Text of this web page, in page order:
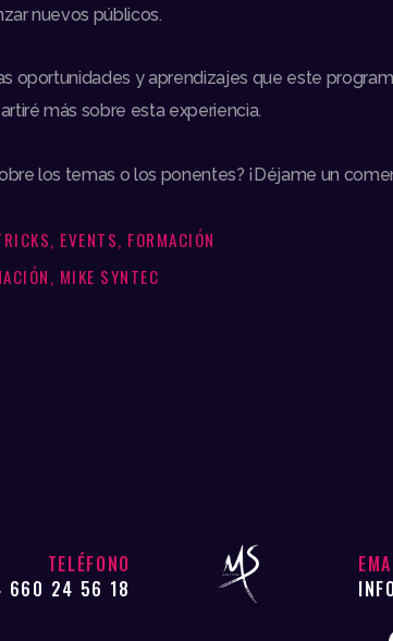
nuevos públicos.
oportunidades y aprendizajes que este
más sobre esta experiencia.
los temas o los ponentes? ¡Déjame un
, EVENTS, FORMACIÓN
, MIKE SYNTEC
TELÉFONO
660 24 56 18